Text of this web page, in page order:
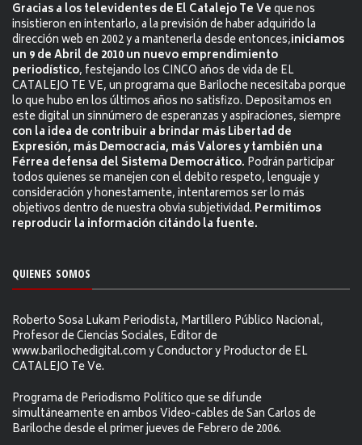
Gracias a los televidentes de El Catalejo Te Veque nos
insistieron en intentarlo, a la previsión de haber adquirido la
dirección web en 2002 y a mantenerla desde entonces,iniciamos
un 9 de Abril de 2010 un nuevo emprendimiento
periodístico, festejando los CINCO años de vida de EL
CATALEJO TE VE, un programa que Bariloche necesitaba porque
lo que hubo en los últimos años no satisfizo. Depositamos en
este digital un sinnúmero de esperanzas y aspiraciones, siempre
con la idea de contribuir a brindar más Libertad de
Expresión, más Democracia, más Valores y también una
Férrea defensa del Sistema Democrático. Podrán participar
todos quienes se manejen con el debito respeto, lenguaje y
consideración y honestamente, intentaremos ser lo más
objetivos dentro de nuestra obvia subjetividad. Permitimos
reproducir la información citándo la fuente.
QUIENES SOMOS
Roberto Sosa Lukam Periodista, Martillero Público Nacional,
Profesor de Ciencias Sociales, Editor de
www.barilochedigital.com y Conductor y Productor de EL
CATALEJO Te Ve.
Programa de Periodismo Político que se difunde
simultáneamente en ambos Video-cables de San Carlos de
Bariloche desde el primer jueves de Febrero de 2006.